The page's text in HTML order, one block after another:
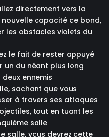
directement vers la
capacité de bond,
les obstacles violets du
le fait de rester appuyé
un du néant plus long
deux ennemis
sachant que vous
à travers ses attaques
tout en tuant les
salle
salle, vous devrez cette